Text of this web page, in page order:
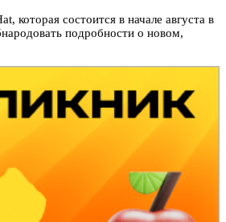
которая состоится в начале августа в
подробности о новом,